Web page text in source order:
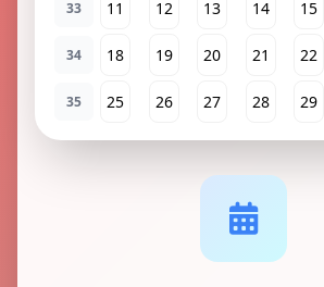
33 11 12 13 14 15
34 18 19 20 21 22
35 25 26 27 28 29